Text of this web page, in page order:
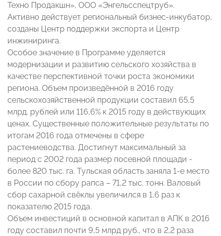
Техно Продакшн», ООО «Энгельсспецтруб».
Активно действует региональный бизнес-инкубатор,
созданы Центр поддержки экспорта и Центр
инжиниринга.
Особое значение в Программе уделяется
модернизации и развитию сельского хозяйства в
качестве перспективной точки роста экономики
региона. Объем произведённой в 2016 году
сельскохозяйственной продукции составил 65,5
млрд. рублей или 116,6% к 2015 году в действующих
ценах. Существенные положительные результаты по
итогам 2016 года отмечены в сфере
растениеводства. Достигнут максимальный за
период с 2002 года размер посевной площади -
более 820 тыс. га. Тульская область заняла 1-е место
в России по сбору рапса – 71,2 тыс. тонн. Валовый
сбор сахарной свёклы увеличился в 1,6 раз к
показателю 2015 года.
Объем инвестиций в основной капитал в АПК в 2016
году составил почти 9,5 млрд руб., что в 2,2 раза